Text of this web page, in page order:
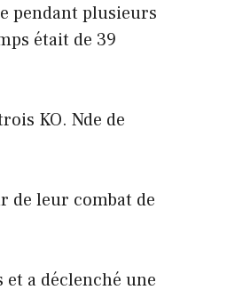
pendant plusieurs
était de 39
KO. Nde de
de leur combat de
a déclenché une